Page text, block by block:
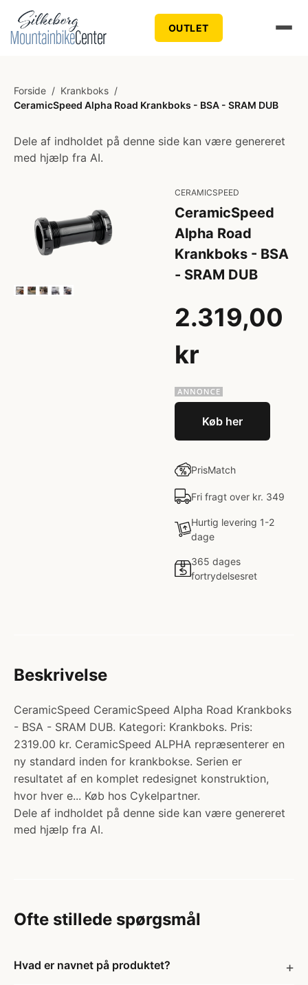
OUTLET
Forside / Krankboks /
CeramicSpeed Alpha Road Krankboks - BSA - SRAM DUB
Dele af indholdet på denne side kan være genereret
med hjælp fra AI.
CERAMICSPEED
CeramicSpeed
Alpha Road
Krankboks - BSA
- SRAM DUB
2.319,00
kr
Køb her
PrisMatch
Fri fragt over kr. 349
Hurtig levering 1-2
dage
365 dages
fortrydelsesret
Beskrivelse
CeramicSpeed CeramicSpeed Alpha Road Krankboks
- BSA - SRAM DUB. Kategori: Krankboks. Pris:
2319.00 kr. CeramicSpeed ALPHA repræsenterer en
ny standard inden for krankbokse. Serien er
resultatet af en komplet redesignet konstruktion,
hvor hver e... Køb hos Cykelpartner.
Dele af indholdet på denne side kan være genereret
med hjælp fra AI.
Ofte stillede spørgsmål
Hvad er navnet på produktet?